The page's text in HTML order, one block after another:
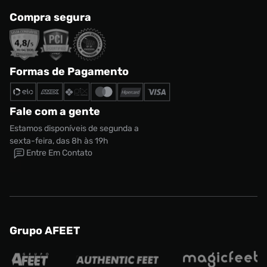
Compra segura
Formas de Pagamento
Fale com a gente
Estamos disponíveis de segunda a
sexta-feira, das 8h às 19h
Entre Em Contato
Grupo AFEET